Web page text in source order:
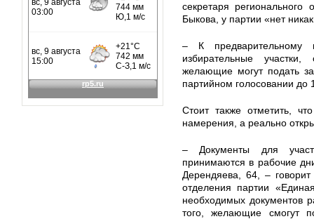
секретаря
Быкова, у партии «нет
– К предварительному
избирательные
желающие могут подать
партийном голосовании до
Стоит также отметить,
намерения, а реально
– Документы для
принимаются в рабочие
Дерендяева, 64, – говорит
отделения партии
необходимых документов
того, желающие смогут